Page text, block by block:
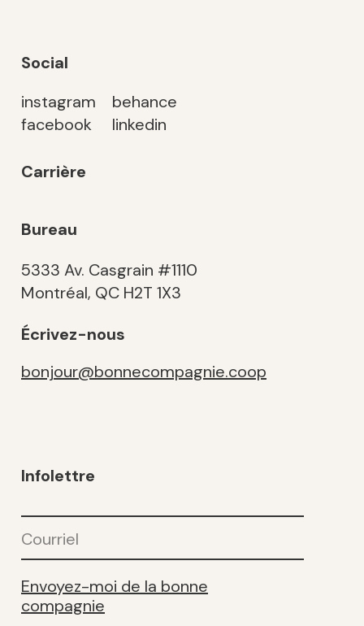
Social
instagram
behance
facebook
linkedin
Carrière
Bureau
5333 Av. Casgrain #1110
Montréal, QC H2T 1X3
Écrivez-nous
bonjour@bonnecompagnie.coop
Infolettre
Courriel
(Nécessaire)